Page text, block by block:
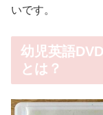
いです。
幼児英語
とは？